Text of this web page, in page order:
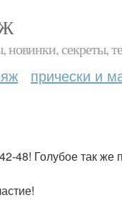
секреты,
прически и
48! Голубое так